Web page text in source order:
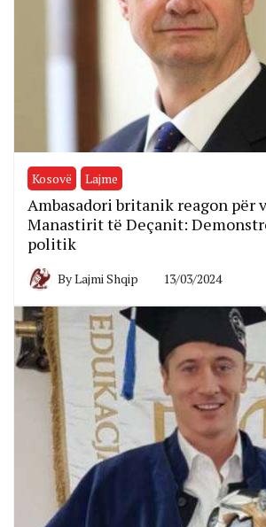
Kosovë Lajme
Ambasadori britanik reagon për
Manastirit të Deçanit:
politik
ByLajmi Shqip 13/03/2024